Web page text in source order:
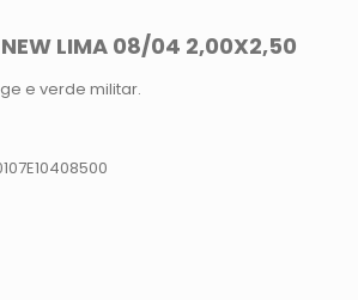
NEW LIMA 08/04 2,00X2,50
e verde militar.